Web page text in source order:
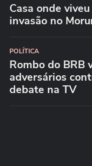
Casa onde
invasão no
POLÍTICA
Rombo do BRB
adversários
debate na TV